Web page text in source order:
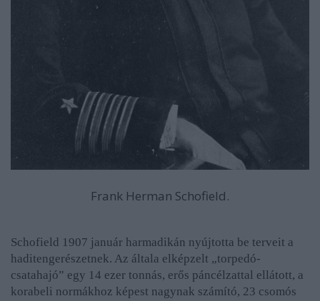
Frank Herman Schofield.
Schofield 1907 január harmadikán nyújtotta be terveit a
haditengerészetnek. Az általa elképzelt „torpedó-
csatahajó” egy 14 ezer tonnás, erős páncélzattal ellátott, a
korabeli normákhoz képest nagynak számító, 23 csomós